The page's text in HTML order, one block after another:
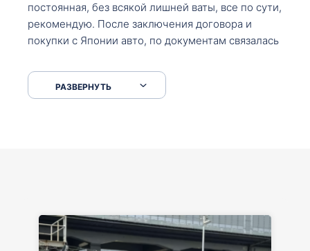
постоянная, без всякой лишней ваты, все по сути,
рекомендую. После заключения договора и
покупки с Японии авто, по документам связалась
что заполнить, куда зайти, образцы и т.д. После
приехал за авто. Меня тепло встретили Сергей с
РАЗВЕРНУТЬ